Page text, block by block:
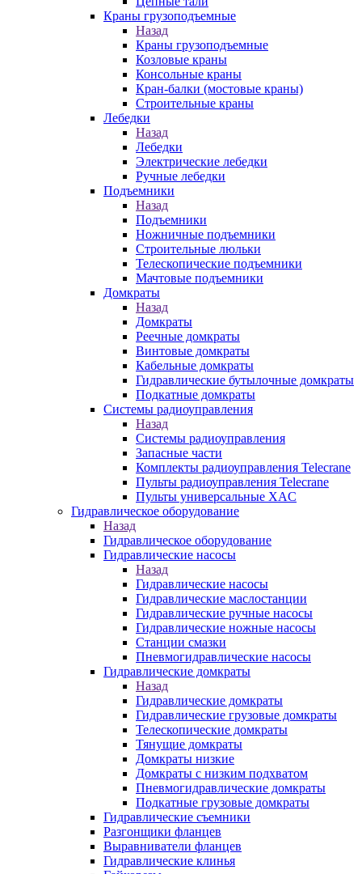
Краны грузоподъемные
Назад
Краны грузоподъемные
Козловые краны
Консольные краны
Кран-балки (мостовые краны)
Строительные краны
Лебедки
Назад
Лебедки
Электрические лебедки
Ручные лебедки
Подъемники
Назад
Подъемники
Ножничные подъемники
Строительные люльки
Телескопические подъемники
Мачтовые подъемники
Домкраты
Назад
Домкраты
Реечные домкраты
Винтовые домкраты
Кабельные домкраты
Гидравлические бутылочные домкраты
Подкатные домкраты
Системы радиоуправления
Назад
Системы радиоуправления
Запасные части
Комплекты радиоуправления Telecrane
Пульты радиоуправления Telecrane
Пульты универсальные XAC
Гидравлическое оборудование
Назад
Гидравлическое оборудование
Гидравлические насосы
Назад
Гидравлические насосы
Гидравлические маслостанции
Гидравлические ручные насосы
Гидравлические ножные насосы
Станции смазки
Пневмогидравлические насосы
Гидравлические домкраты
Назад
Гидравлические домкраты
Гидравлические грузовые домкраты
Телескопические домкраты
Тянущие домкраты
Домкраты низкие
Домкраты с низким подхватом
Пневмогидравлические домкраты
Подкатные грузовые домкраты
Гидравлические съемники
Разгонщики фланцев
Выравниватели фланцев
Гидравлические клинья